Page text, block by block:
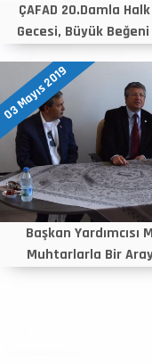
ÇAFAD 20.Damla
Gecesi, Büyük Beğeni
03 Mayıs 2019
Başkan Yardımcısı
Muhtarlarla Bir